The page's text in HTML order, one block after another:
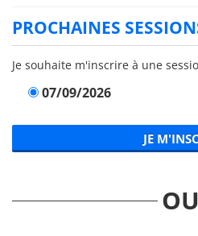
PROCHAINES
Je souhaite m'inscrire à une
07/09/2026
JE
OU